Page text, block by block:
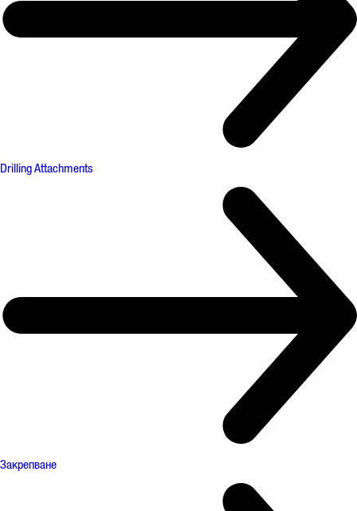
Drilling Attachments
Закрепване